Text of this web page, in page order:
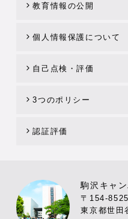
教育情報の公開
個人情報保護について
自己点検・評価
3つのポリシー
認証評価
駒沢キャン
〒154-8525
東京都世田